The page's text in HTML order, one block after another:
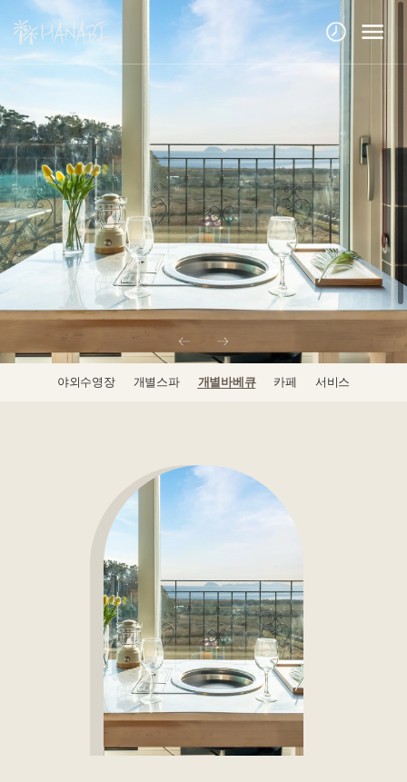
야외수영장 개별스파 개별바베큐 카페 서비스